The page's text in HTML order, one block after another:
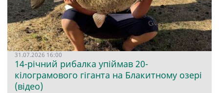
31.07.2026 16:00
14-річний рибалка упіймав 20-
кілограмового гіганта на Блакитному озері
(відео)